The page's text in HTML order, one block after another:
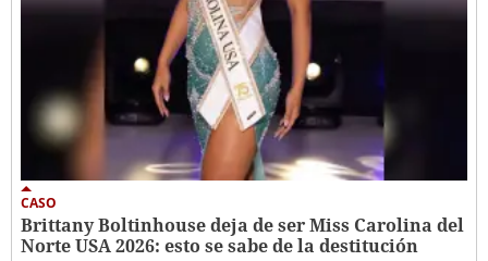
CASO
Brittany Boltinhouse deja de ser Miss Carolina del
Norte USA 2026: esto se sabe de la destitución